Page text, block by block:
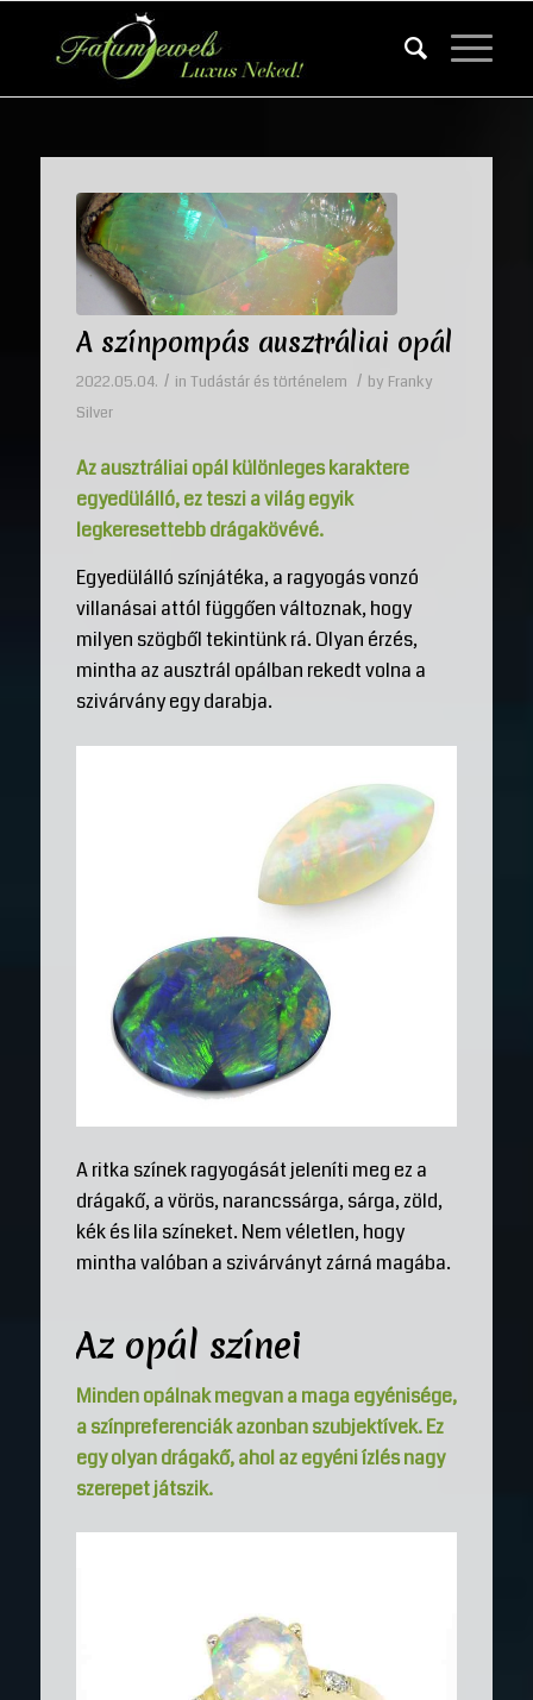
A színpompás ausztráliai opál
2022.05.04. / in Tudástár és történelem / by Franky
Silver
Az ausztráliai opál különleges karaktere
egyedülálló, ez teszi a világ egyik
legkeresettebb drágakövévé.
Egyedülálló színjátéka, a ragyogás vonzó
villanásai attól függően változnak, hogy
milyen szögből tekintünk rá. Olyan érzés,
mintha az ausztrál opálban rekedt volna a
szivárvány egy darabja.
A ritka színek ragyogását jeleníti meg ez a
drágakő, a vörös, narancssárga, sárga, zöld,
kék és lila színeket. Nem véletlen, hogy
mintha valóban a szivárványt zárná magába.
Az opál színei
Minden opálnak megvan a maga egyénisége,
a színpreferenciák azonban szubjektívek. Ez
egy olyan drágakő, ahol az egyéni ízlés nagy
szerepet játszik.